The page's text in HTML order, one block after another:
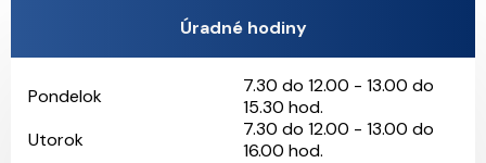
Úradné hodiny
Pondelok
7.30 do 12.00 - 13.00 do
15.30 hod.
Utorok
7.30 do 12.00 - 13.00 do
16.00 hod.